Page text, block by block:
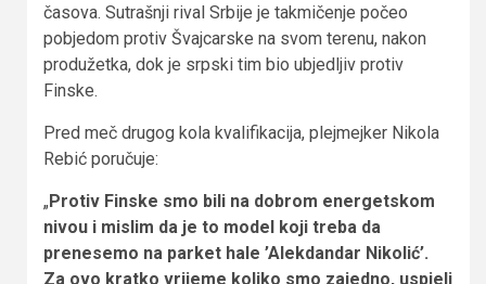
časova. Sutrašnji rival Srbije je takmičenje počeo
pobjedom protiv Švajcarske na svom terenu, nakon
produžetka, dok je srpski tim bio ubjedljiv protiv
Finske.
Pred meč drugog kola kvalifikacija, plejmejker Nikola
Rebić poručuje:
„Protiv Finske smo bili na dobrom energetskom
nivou i mislim da je to model koji treba da
prenesemo na parket hale ’Alekdandar Nikolić’.
Za ovo kratko vrijeme koliko smo zajedno, uspjeli